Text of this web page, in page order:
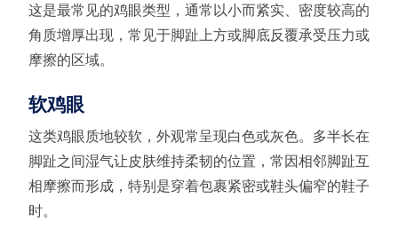
这是最常见的鸡眼类型，通常以小而紧实、密度较高的
角质增厚出现，常见于脚趾上方或脚底反覆承受压力或
摩擦的区域。
软鸡眼
这类鸡眼质地较软，外观常呈现白色或灰色。多半长在
脚趾之间湿气让皮肤维持柔韧的位置，常因相邻脚趾互
相摩擦而形成，特别是穿着包裹紧密或鞋头偏窄的鞋子
时。